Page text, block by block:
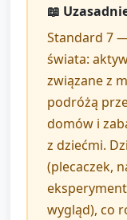
📖
Standard 7
świata:
związane z
podróżą
domów i
z dziećmi.
(plecaczek,
wygląd), co